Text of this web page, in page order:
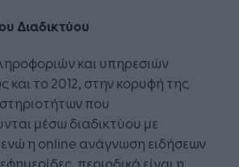
Διαδικτύου
και υπηρεσιών
και το 2012, στην κορυφή της
που
μέσω διαδικτύου με
η online ανάγνωση ειδήσεων
περιοδικά είναι η